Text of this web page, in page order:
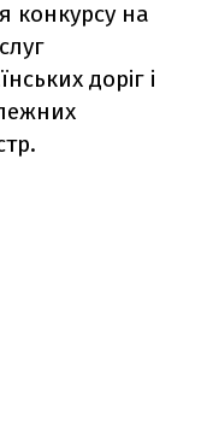
конкурсу на
доріг і